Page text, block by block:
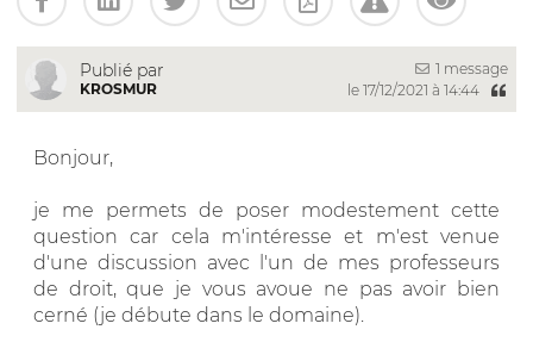
Publié par
KROSMUR
1 message
le 17/12/2021 à 14:44
Bonjour,
je me permets de poser modestement cette
question car cela m'intéresse et m'est venue
d'une discussion avec l'un de mes professeurs
de droit, que je vous avoue ne pas avoir bien
cerné (je débute dans le domaine).